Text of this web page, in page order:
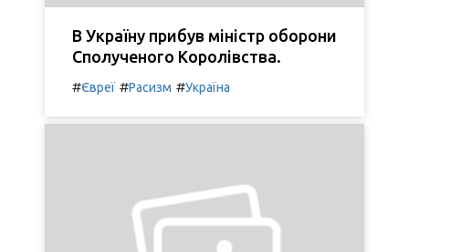
В Україну прибув міністр оборони
Сполученого Королівства.
#Євреї #Расизм #Україна